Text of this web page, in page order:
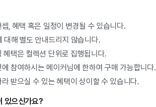
, 혜택 혹은 일정이 변경될 수 있습니다.
대해 별도 안내드리지 않습니다.
혜택은 컬렉션 단위로 집행됩니다.
참여하시는 메이커님에 한하여 구매 가능합니다.
받으실 수 있는 혜택이 상이할 수 있습니다.
있으신가요?